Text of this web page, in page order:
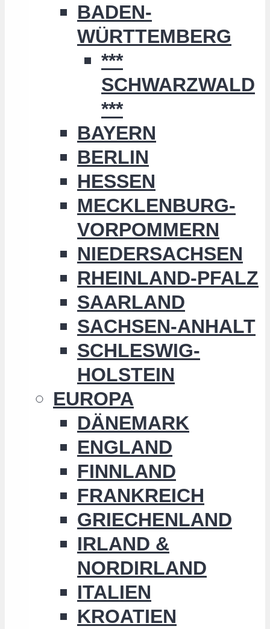
BADEN-
WÜRTTEMBERG
***
SCHWARZWALD
***
BAYERN
BERLIN
HESSEN
MECKLENBURG-
VORPOMMERN
NIEDERSACHSEN
RHEINLAND-PFALZ
SAARLAND
SACHSEN-ANHALT
SCHLESWIG-
HOLSTEIN
EUROPA
DÄNEMARK
ENGLAND
FINNLAND
FRANKREICH
GRIECHENLAND
IRLAND &
NORDIRLAND
ITALIEN
KROATIEN